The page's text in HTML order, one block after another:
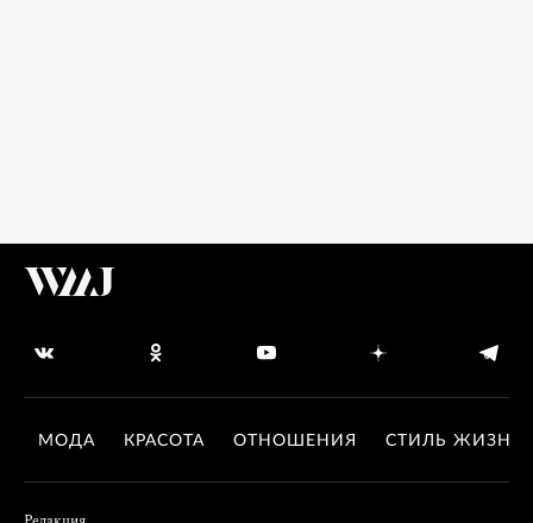
МОДА КРАСОТА ОТНОШЕНИЯ СТИЛЬ ЖИЗНИ